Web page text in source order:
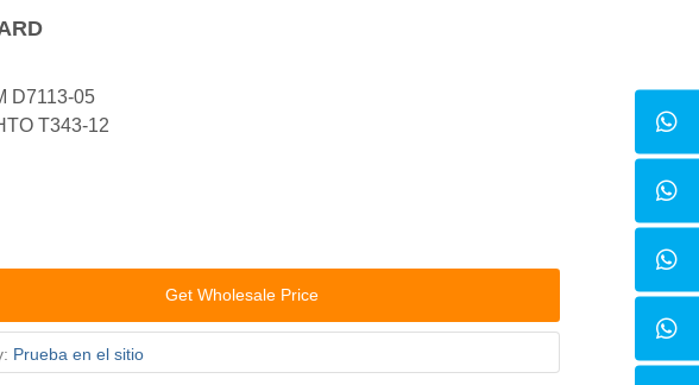
D7113-05
T343-12
Get Wholesale Price
Prueba en el sitio